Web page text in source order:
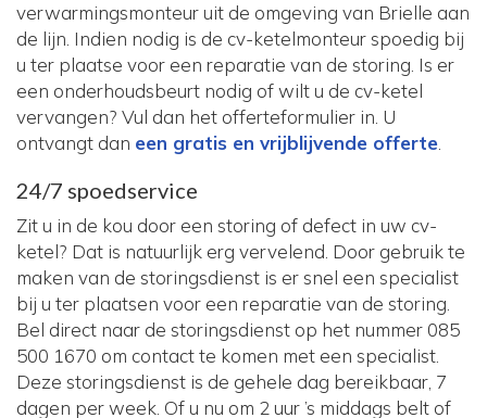
verwarmingsmonteur uit de omgeving van Brielle aan
de lijn. Indien nodig is de cv-ketelmonteur spoedig bij
u ter plaatse voor een reparatie van de storing. Is er
een onderhoudsbeurt nodig of wilt u de cv-ketel
vervangen? Vul dan het offerteformulier in. U
ontvangt dan een gratis en vrijblijvende offerte
24/7 spoedservice
Zit u in de kou door een storing of defect in uw cv-
ketel? Dat is natuurlijk erg vervelend. Door gebruik te
maken van de storingsdienst is er snel een specialist
bij u ter plaatsen voor een reparatie van de storing.
Bel direct naar de storingsdienst op het nummer 085
500 1670 om contact te komen met een specialist.
Deze storingsdienst is de gehele dag bereikbaar, 7
dagen per week. Of u nu om 2 uur ’s middags belt of